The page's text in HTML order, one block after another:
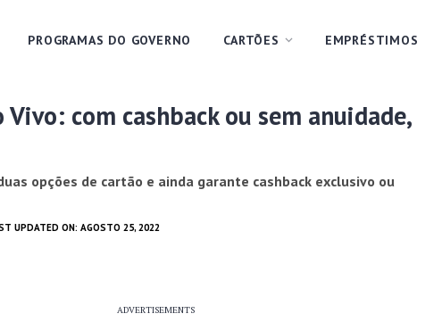
PROGRAMAS DO GOVERNO CARTÕES EMPRÉSTIMOS
com cashback ou sem anuidade,
opções de cartão e ainda garante cashback exclusivo ou
UPDATED ON: AGOSTO 25, 2022
ADVERTISEMENTS